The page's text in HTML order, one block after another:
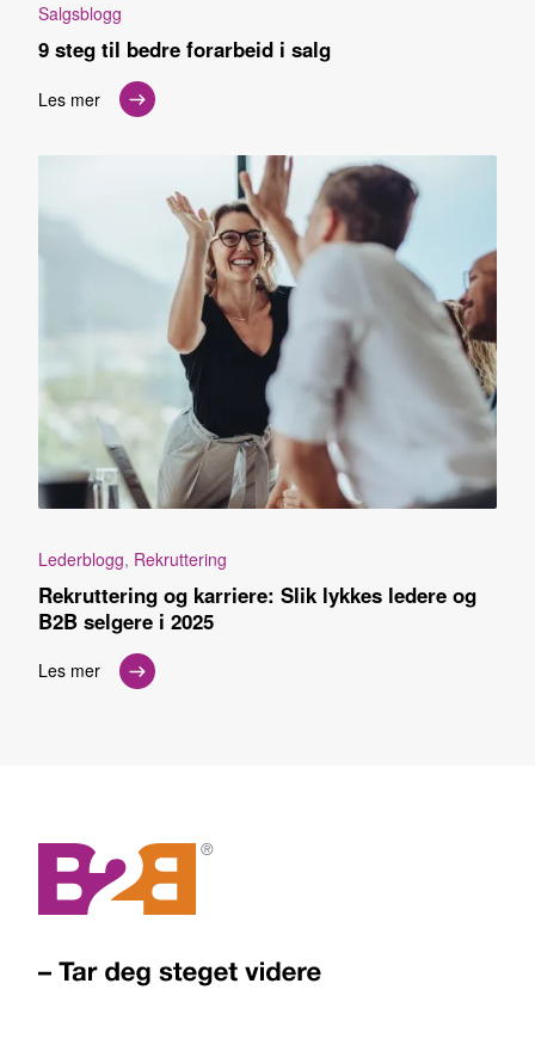
Salgsblogg
9 steg til bedre forarbeid i salg
Les mer
Lederblogg, Rekruttering
Rekruttering og karriere: Slik lykkes ledere og
B2B selgere i 2025
Les mer